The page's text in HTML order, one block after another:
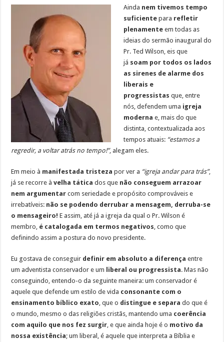
Ainda nem tivemos tempo
suficiente para refletir
plenamente em todas as
ideias do sermão inaugural do
Pr. Ted Wilson, eis que
já soam por todos os lados
as sirenes de alarme dos
liberais e
progressistas que, entre
nós, defendem uma igreja
moderna e, mais do que
distinta, contextualizada aos
tempos atuais: “estamos a
regredir, a voltar atrás no tempo!”, alegam eles.
Em meio à manifestada tristeza por ver a “igreja andar para trás”,
já se recorre àvelha tática dos que não conseguem arrazoar
nem argumentar com seriedade e propósito comprováveis e
irrebatíveis: não se podendo derrubar a mensagem, derruba-se
o mensageiro! E assim, até já a igreja da qual o Pr. Wilson é
membro, é catalogada em termos negativos , como que
definindo assim a postura do novo presidente.
Eu gostava de conseguir definir em absoluto a diferença entre
um adventista conservador e um liberal ou progressista. Mas não
conseguindo, entendo-o da seguinte maneira: um conservador é
aquele que defende um estilo de vida consonante com o
ensinamento bíblico exato , que o distingue e separa do que é
o mundo, mesmo o das religiões cristãs, mantendo uma coerência
com aquilo que nos fez surgir , e que ainda hoje é o motivo da
nossa existência; um liberal, é aquele que interpreta a Bíblia e